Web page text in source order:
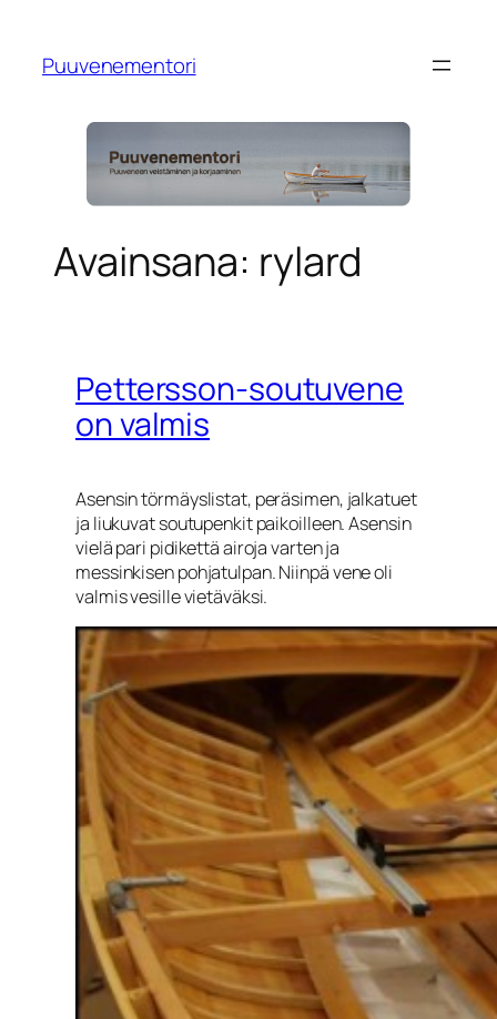
Puuvenementori
Avainsana: rylard
Pettersson-soutuvene
on valmis
Asensin törmäyslistat, peräsimen, jalkatuet
ja liukuvat soutupenkit paikoilleen. Asensin
vielä pari pidikettä airoja varten ja
messinkisen pohjatulpan. Niinpä vene oli
valmis vesille vietäväksi.